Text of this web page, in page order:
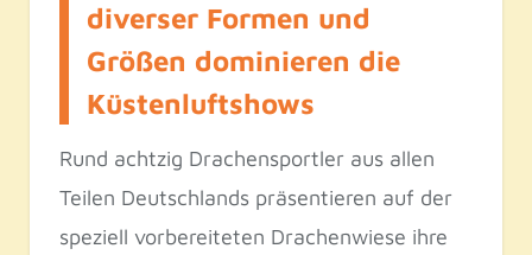
diverser Formen und
Größen dominieren die
Küstenluftshows
Rund achtzig Drachensportler aus allen
Teilen Deutschlands präsentieren auf der
speziell vorbereiteten Drachenwiese ihre